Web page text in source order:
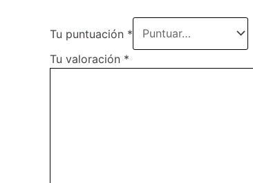
Tu puntuación *
Tu valoración *